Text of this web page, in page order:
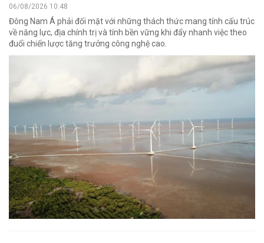
06/08/2026 10:48
Đông Nam Á phải đối mặt với những thách thức mang tính cấu trúc
về năng lực, địa chính trị và tính bền vững khi đẩy nhanh việc theo
đuổi chiến lược tăng trưởng công nghệ cao.